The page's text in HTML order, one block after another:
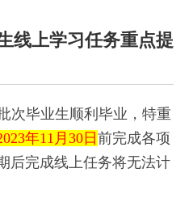
线上学习任务重点提
次毕业生顺利毕业，特重
年11月30日 前完成各项
后完成线上任务将无法计